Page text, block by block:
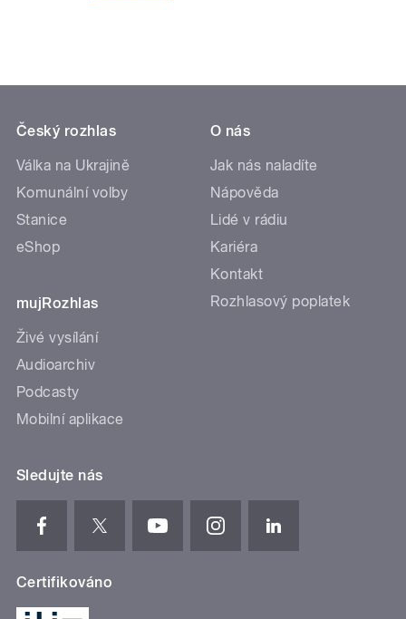
Český rozhlas
Válka na Ukrajině
Komunální volby
Stanice
eShop
mujRozhlas
Živé vysílání
Audioarchiv
Podcasty
Mobilní aplikace
O nás
Jak nás naladíte
Nápověda
Lidé v rádiu
Kariéra
Kontakt
Rozhlasový poplatek
Sledujte nás
Certifikováno